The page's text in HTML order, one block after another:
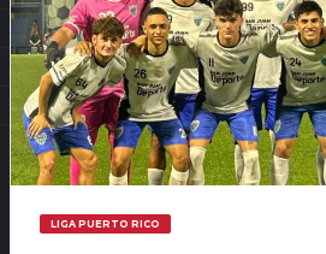
LIGA PUERTO RICO